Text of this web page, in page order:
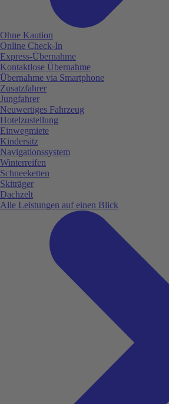
Ohne Kaution
Online Check-In
Express-Übernahme
Kontaktlose Übernahme
Übernahme via Smartphone
Zusatzfahrer
Jungfahrer
Neuwertiges Fahrzeug
Hotelzustellung
Einwegmiete
Kindersitz
Navigationssystem
Winterreifen
Schneeketten
Skiträger
Dachzelt
Alle Leistungen auf einen Blick